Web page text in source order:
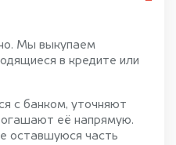
Мы выкупаем
в кредите или
с банком, уточняют
её напрямую.
оставшуюся часть